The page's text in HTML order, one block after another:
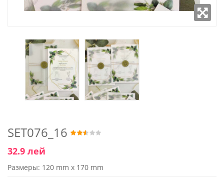
SET076_16
32.9 лей
Размеры: 120 mm x 170 mm